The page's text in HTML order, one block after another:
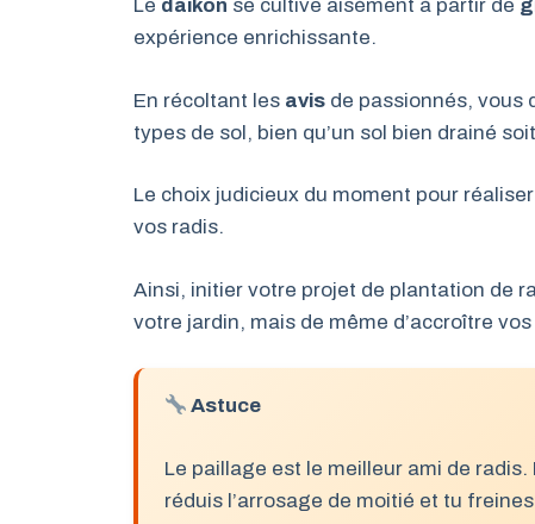
Le daikon se cultive aisément à partir de
expérience enrichissante.
En récoltant les avis de passionnés, vous
types de sol, bien qu’un sol bien drainé
Le choix judicieux du moment pour
vos radis.
Ainsi, initier votre projet de plantation de
votre jardin, mais de même d’accroître
Astuce
Le paillage est le meilleur ami de
réduis l’arrosage de moitié et tu